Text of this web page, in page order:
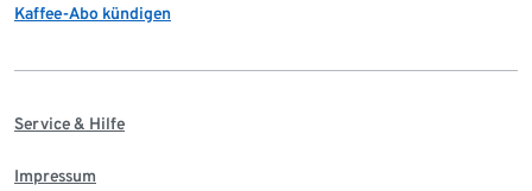
Kaffee-Abo kündigen
Service & Hilfe
Impressum